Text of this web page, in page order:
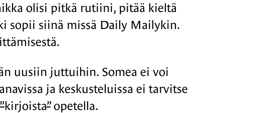
olisi pitkä rutiini, pitää kieltä
sopii siinä missä Daily Mailykin.
uusiin juttuihin. Somea ei voi
ja keskusteluissa ei tarvitse
”kirjoista”opetella.